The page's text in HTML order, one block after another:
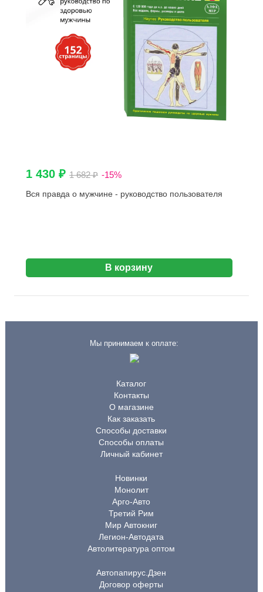
1 430 ₽ 1 682 ₽ -15%
Вся правда о мужчине - руководство пользователя
В корзину
Мы принимаем к оплате:
Каталог
Контакты
О магазине
Как заказать
Способы доставки
Способы оплаты
Личный кабинет
Новинки
Монолит
Арго-Авто
Третий Рим
Мир Автокниг
Легион-Автодата
Автолитература оптом
Автопапирус.Дзен
Договор оферты